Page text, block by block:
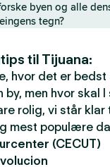
byen og alle
tegn?
til Tijuana:
hvor det er
by, men hvor skal
rolig, vi står
mest populære
(CECUT)